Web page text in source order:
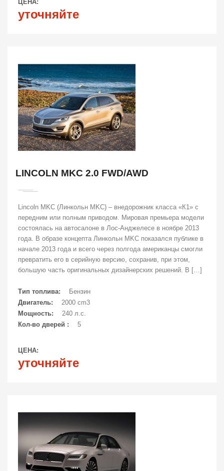
ЦЕНА:
уточняйте
LINCOLN MKC 2.0 FWD/AWD
Lincoln MKC (Линкольн MKC) – внедорожник класса «К1» с
передним или полным приводом. Мировая премьера модели
состоялась на автосалоне в Лос-Анджелесе в ноябре 2013
года. В образе концепта Линкольн MKC показался публике в
начале 2013 года и всего через полгода американцы смогли
превратить его в серийную версию, сохранив, при этом,
большую часть оригинальных дизайнерских решений. В […]
Тип топлива:
Бензин
Двигатель:
2000 cm3
Мощность:
240 л.с.
Кол-во дверей :
5
ЦЕНА:
уточняйте